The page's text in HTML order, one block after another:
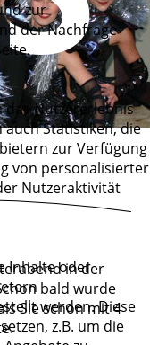
in der
bald wurde
Sie schon mit 4
zur
der Nachfrage
das Nutzererlebnis
Statistiken, die
zur Verfügung
von personalisierter
Nutzeraktivität
Inhalte oder
werden. Diese
z.B. um die